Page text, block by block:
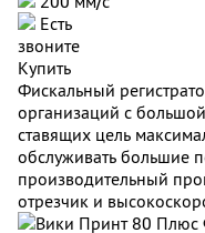
Есть
звоните
Купить
Фискальный
организаций с
ставящих цель
обслуживать большие
производительный
отрезчик и